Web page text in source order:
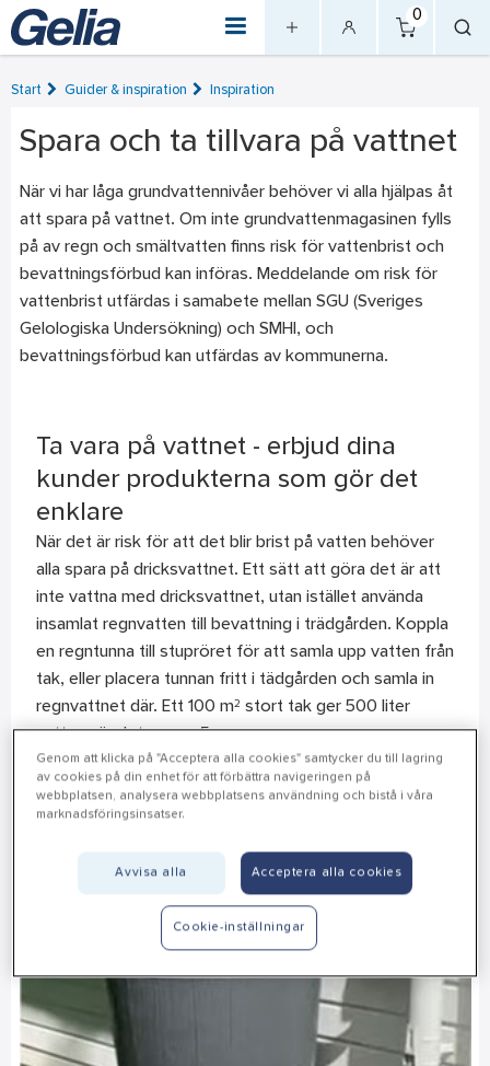
0
Start Guider & inspiration Inspiration
Spara och ta tillvara på vattnet
När vi har låga grundvattennivåer behöver vi alla hjälpas åt
att spara på vattnet. Om inte grundvattenmagasinen fylls
på av regn och smältvatten finns risk för vattenbrist och
bevattningsförbud kan införas. Meddelande om risk för
vattenbrist utfärdas i samabete mellan SGU (Sveriges
Gelologiska Undersökning) och SMHI, och
bevattningsförbud kan utfärdas av kommunerna.
Ta vara på vattnet - erbjud dina
kunder produkterna som gör det
enklare
När det är risk för att det blir brist på vatten behöver
alla spara på dricksvattnet. Ett sätt att göra det är att
inte vattna med dricksvattnet, utan istället använda
insamlat regnvatten till bevattning i trädgården. Koppla
en regntunna till stupröret för att samla upp vatten från
tak, eller placera tunnan fritt i tädgården och samla in
regnvattnet där. Ett 100 m² stort tak ger 500 liter
vatten när det regnar 5 mm.
Genom att klicka på "Acceptera alla cookies" samtycker du till lagring
av cookies på din enhet för att förbättra navigeringen på
webbplatsen, analysera webbplatsens användning och bistå i våra
marknadsföringsinsatser.
Avvisa alla Acceptera alla cookies
Cookie-inställningar